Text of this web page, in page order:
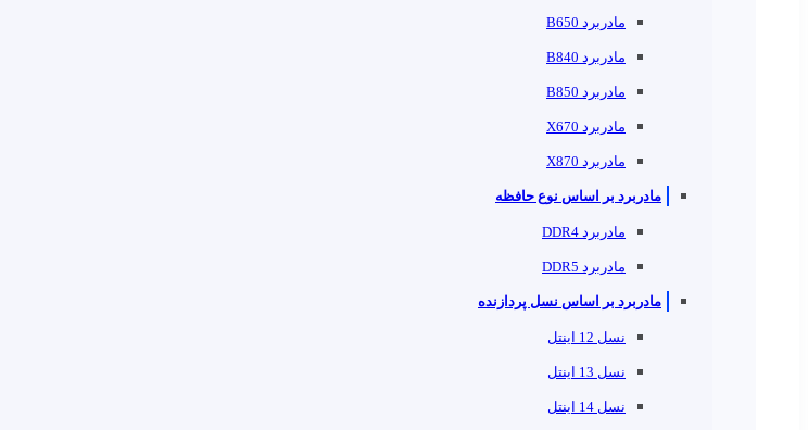
مادربرد B650
مادربرد B840
مادربرد B850
مادربرد X670
مادربرد X870
مادربرد بر اساس نوع حافظه
مادربرد DDR4
مادربرد DDR5
مادربرد بر اساس نسل پردازنده
نسل 12 اینتل
نسل 13 اینتل
نسل 14 اینتل